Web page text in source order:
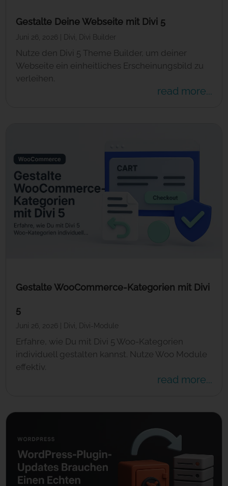
Gestalte Deine Webseite mit Divi 5
Juni 26, 2026 Divi Divi Builder
Nutze den Divi 5 Theme Builder, um deiner
Webseite ein einheitliches Erscheinungsbild zu
verleihen.
read more...
Gestalte WooCommerce-Kategorien mit Divi
5
Juni 26, 2026 Divi Divi-Module
Erfahre, wie Du mit Divi 5 Woo-Kategorien
individuell gestalten kannst. Nutze Woo Module
effektiv.
read more...